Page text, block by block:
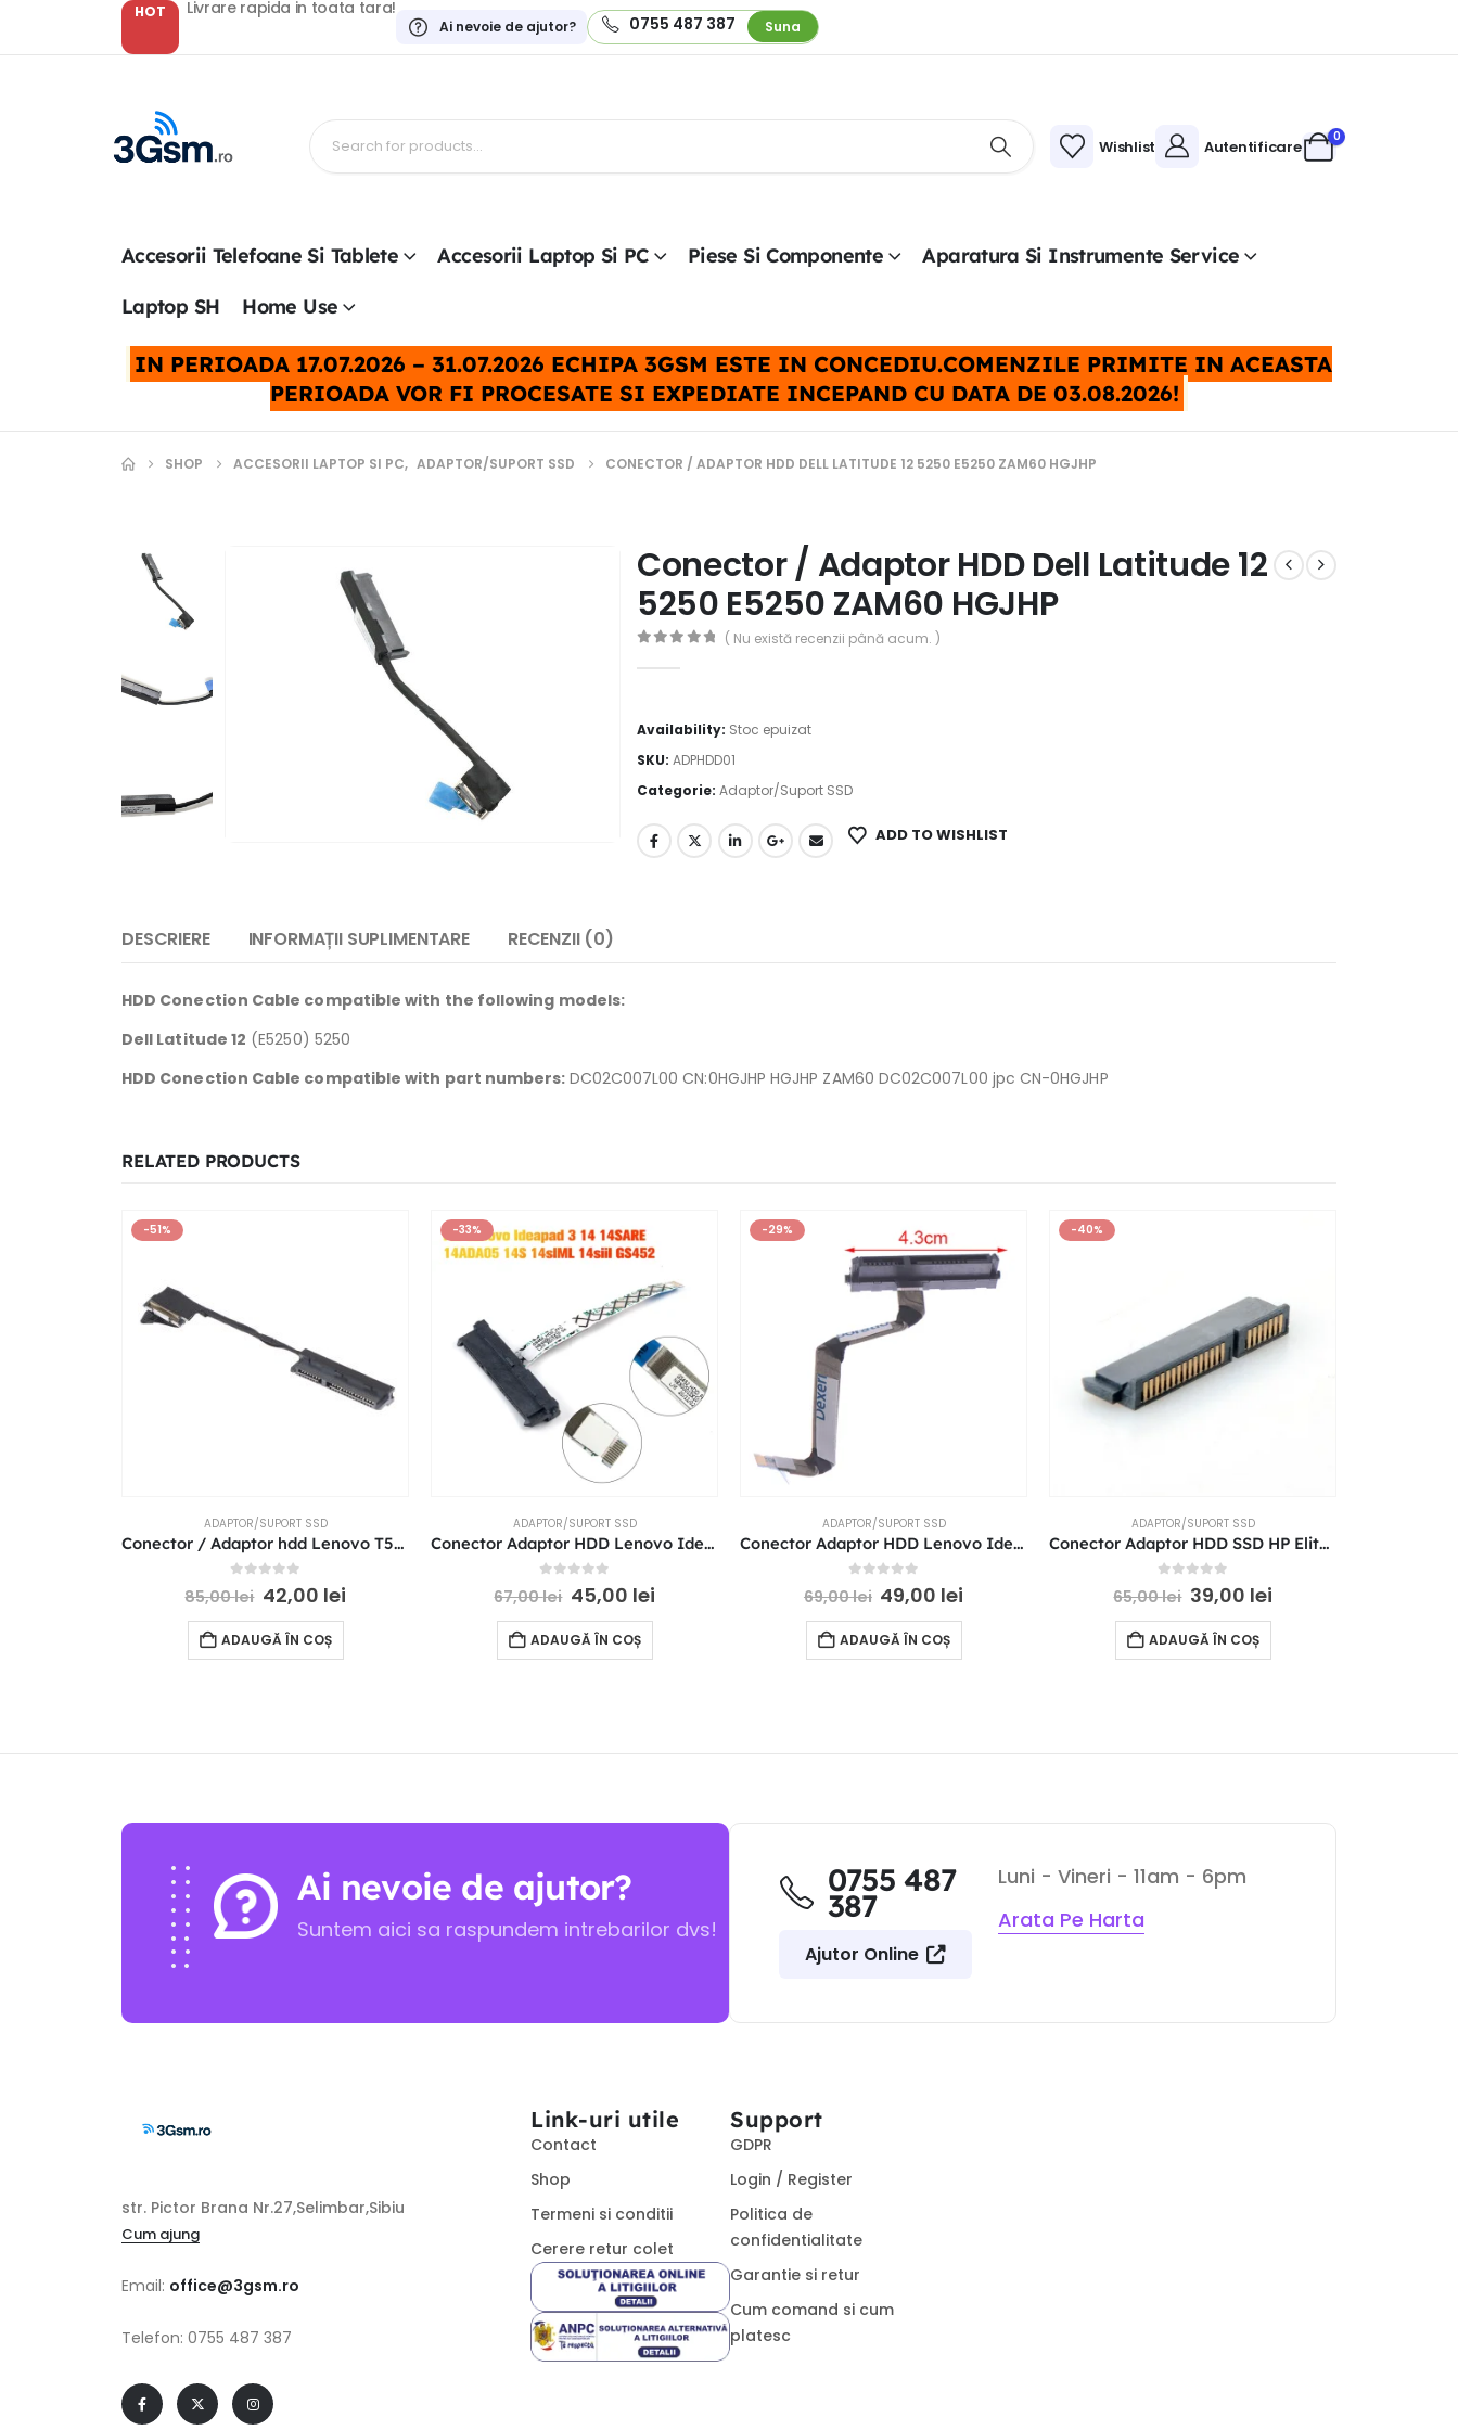
HOT Livrare rapida in toata tara!
Ai nevoie de ajutor? 0755 487 387 Suna
Wishlist Autentificare
0
Accesorii Telefoane Si Tablete Accesorii Laptop Si PC Piese Si Componente Aparatura Si Instrumente Service
Laptop SH Home Use
IN PERIOADA 17.07.2026 – 31.07.2026 ECHIPA 3GSM ESTE IN CONCEDIU.COMENZILE PRIMITE IN ACEASTA
PERIOADA VOR FI PROCESATE SI EXPEDIATE INCEPAND CU DATA DE 03.08.2026!
SHOP ACCESORII LAPTOP SI PC, ADAPTOR/SUPORT SSD CONECTOR / ADAPTOR HDD DELL LATITUDE 12 5250 E5250 ZAM60 HGJHP
Conector / Adaptor HDD Dell Latitude 12
5250 E5250 ZAM60 HGJHP
( Nu există recenzii până acum. )
Availability: Stoc epuizat
SKU: ADPHDD01
Categorie: Adaptor/Suport SSD
ADD TO WISHLIST
DESCRIERE INFORMAȚII SUPLIMENTARE RECENZII (0)
HDD Conection Cable compatible with the following models:
Dell Latitude 12 (E5250) 5250
HDD Conection Cable compatible with part numbers: DC02C007L00 CN:0HGJHP HGJHP ZAM60 DC02C007L00 jpc CN-0HGJHP
RELATED PRODUCTS
-51%
ADAPTOR/SUPORT SSD
Conector / Adaptor hdd Lenovo T560 T460 T50s 00UR860
out of 5
85,00lei 42,00 lei
ADAUGĂ ÎN COȘ
-33%
ADAPTOR/SUPORT SSD
Conector Adaptor HDD Lenovo Ideapad 3 14 14SARE 14S 14sIML 14siil GS452 2020 P/N: 5C10S30041 NBX0001SX00
out of 5
67,00lei 45,00 lei
ADAUGĂ ÎN COȘ
-29%
ADAPTOR/SUPORT SSD
Conector Adaptor HDD Lenovo IdeaPad 3 15ARE05 15IIL05 15IML 15IGL05 P/N: NBX0001S900
out of 5
69,00lei 49,00 lei
ADAUGĂ ÎN COȘ
-40%
ADAPTOR/SUPORT SSD
Conector Adaptor HDD SSD HP EliteBook 2560P 2570P
out of 5
65,00lei 39,00 lei
ADAUGĂ ÎN COȘ
Ai nevoie de ajutor?
Suntem aici sa raspundem intrebarilor dvs!
0755 487
387
Ajutor Online
Luni - Vineri - 11am - 6pm
Arata Pe Harta
str. Pictor Brana Nr.27,Selimbar,Sibiu
Cum ajung
Email: office@3gsm.ro
Telefon: 0755 487 387
Link-uri utile
Contact
Shop
Termeni si conditii
Cerere retur colet
Support
GDPR
Login / Register
Politica de
confidentialitate
Garantie si retur
Cum comand si cum
platesc